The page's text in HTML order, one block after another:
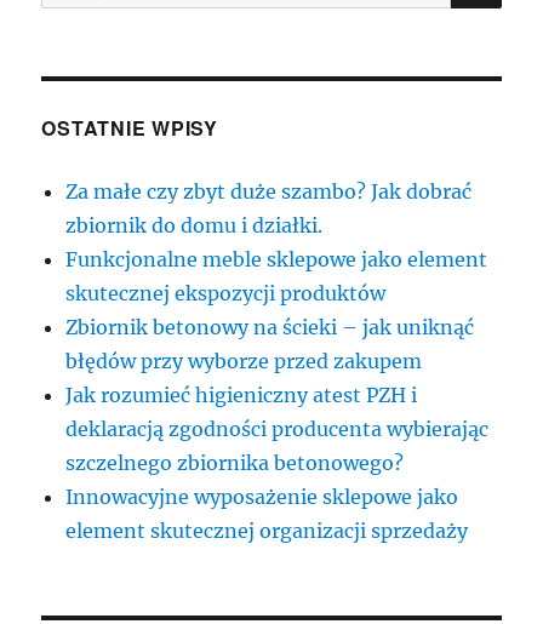
OSTATNIE WPISY
Za małe czy zbyt duże szambo? Jak dobrać
zbiornik do domu i działki.
Funkcjonalne meble sklepowe jako element
skutecznej ekspozycji produktów
Zbiornik betonowy na ścieki – jak uniknąć
błędów przy wyborze przed zakupem
Jak rozumieć higieniczny atest PZH i
deklaracją zgodności producenta wybierając
szczelnego zbiornika betonowego?
Innowacyjne wyposażenie sklepowe jako
element skutecznej organizacji sprzedaży